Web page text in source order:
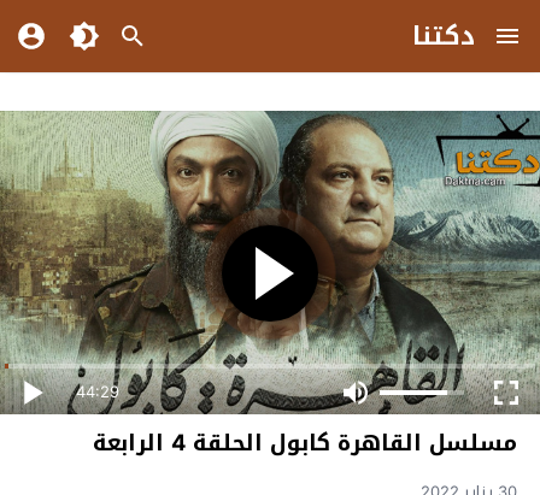
دكتنا
44:29
مسلسل القاهرة كابول الحلقة 4 الرابعة